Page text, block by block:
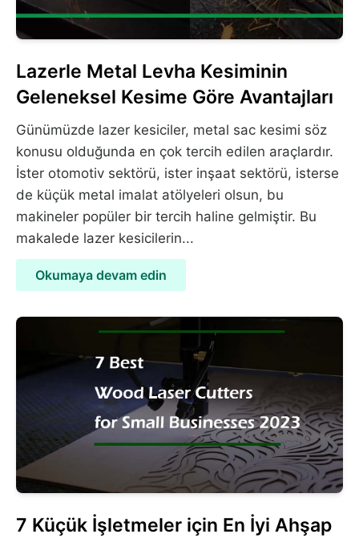
Lazerle Metal Levha Kesiminin
Geleneksel Kesime Göre Avantajları
Günümüzde lazer kesiciler, metal sac kesimi söz
konusu olduğunda en çok tercih edilen araçlardır.
İster otomotiv sektörü, ister inşaat sektörü, isterse
de küçük metal imalat atölyeleri olsun, bu
makineler popüler bir tercih haline gelmiştir. Bu
makalede lazer kesicilerin...
Okumaya devam edin
7 Küçük İşletmeler için En İyi Ahşap